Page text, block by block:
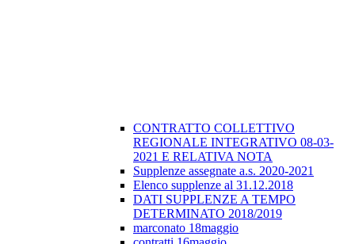
CONTRATTO COLLETTIVO
REGIONALE INTEGRATIVO 08-03-
2021 E RELATIVA NOTA
Supplenze assegnate a.s. 2020-2021
Elenco supplenze al 31.12.2018
DATI SUPPLENZE A TEMPO
DETERMINATO 2018/2019
marconato 18maggio